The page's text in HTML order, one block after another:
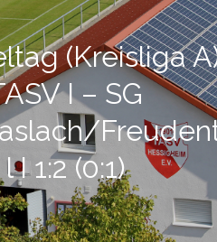
(Kreisliga
I – SG
l I 1:2 (0:1)